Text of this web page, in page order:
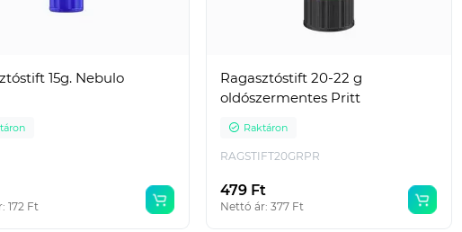
15g. Nebulo
172 Ft
Ragasztóstift 20-22 g
oldószermentes Pritt
Raktáron
RAGSTIFT20GRPR
479 Ft
Nettó ár: 377 Ft